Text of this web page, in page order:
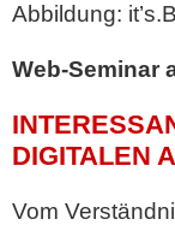
Abbildung:
Web-Seminar
DIGITALEN
Vom